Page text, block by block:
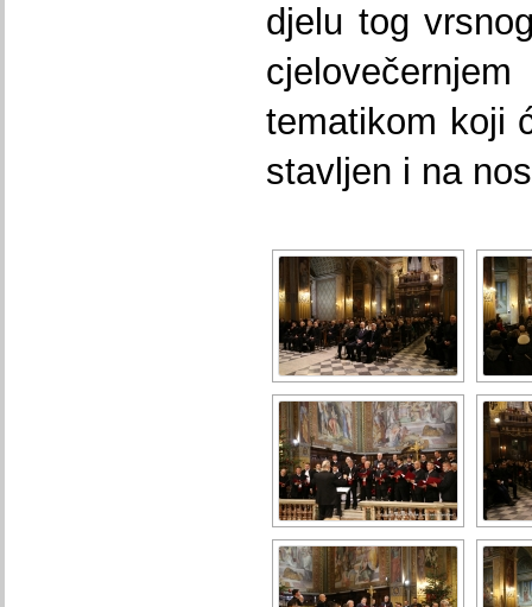
djelu tog
tematikom koji
stavljen i na